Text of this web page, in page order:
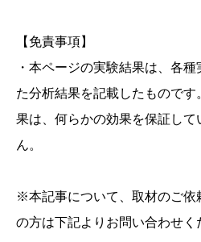
【免責事項】
・本ページの実験結果は、各
た分析結果を記載したもので
果は、何らかの効果を保証し
ん。
※本記事について、取材のご依
の方は下記よりお問い合わせく